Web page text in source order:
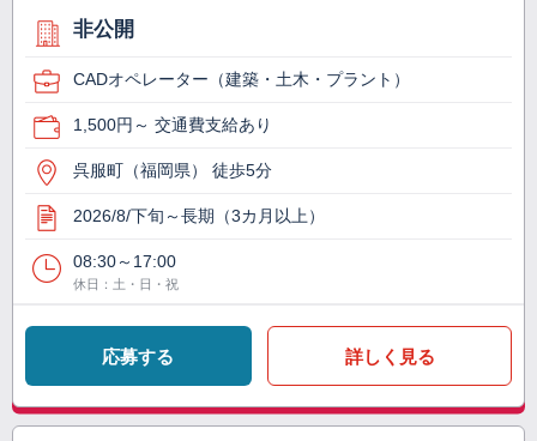
非公開
CADオペレーター（建築・土木・プラント）
1,500円～ 交通費支給あり
呉服町（福岡県） 徒歩5分
2026/8/下旬～長期（3カ月以上）
08:30～17:00
休日：土・日・祝
応募する 詳しく見る